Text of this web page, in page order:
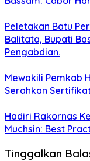
Peletakan Batu
Balitata, Bupati
Pengabdian.
Mewakili Pemkab
Serahkan
Hadiri Rakornas
Muchsin: Best
Tinggalkan